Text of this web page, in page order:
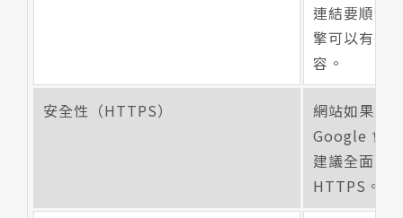
連結要順暢
擎可以有效
容。
安全性（HTTPS）
網站如果還
Google 會
建議全面升
HTTPS。